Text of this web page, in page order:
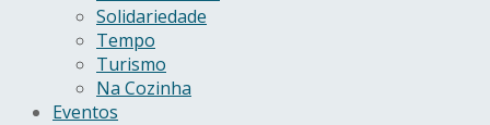
Solidariedade
Tempo
Turismo
Na Cozinha
Eventos